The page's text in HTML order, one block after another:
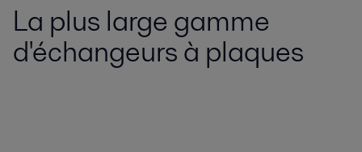
La plus large gamme
d'échangeurs à plaques